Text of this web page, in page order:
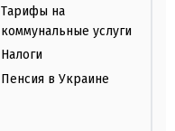
Тарифы на
коммунальные услуги
Налоги
Пенсия в Украине